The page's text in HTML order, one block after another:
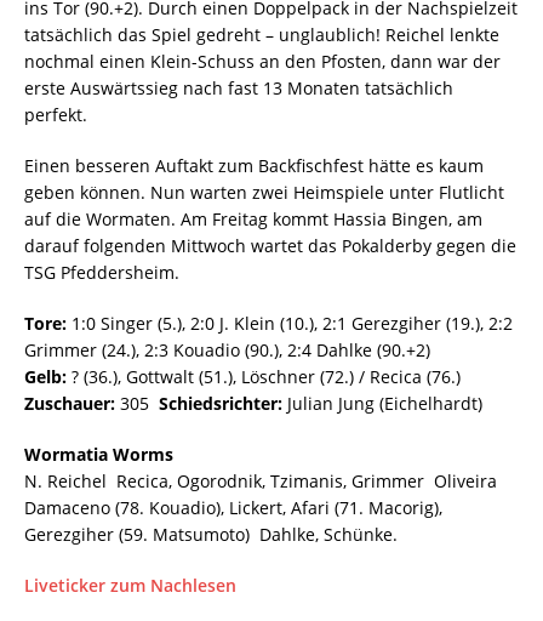
ins Tor (90.+2). Durch einen Doppelpack in der Nachspielzeit
tatsächlich das Spiel gedreht – unglaublich! Reichel lenkte
nochmal einen Klein-Schuss an den Pfosten, dann war der
erste Auswärtssieg nach fast 13 Monaten tatsächlich
perfekt.
Einen besseren Auftakt zum Backfischfest hätte es kaum
geben können. Nun warten zwei Heimspiele unter Flutlicht
auf die Wormaten. Am Freitag kommt Hassia Bingen, am
darauf folgenden Mittwoch wartet das Pokalderby gegen die
TSG Pfeddersheim.
Tore: 1:0 Singer (5.), 2:0 J. Klein (10.), 2:1 Gerezgiher (19.), 2:2
Grimmer (24.), 2:3 Kouadio (90.), 2:4 Dahlke (90.+2)
Gelb: ? (36.), Gottwalt (51.), Löschner (72.) / Recica (76.)
Zuschauer: 305 Schiedsrichter: Julian Jung (Eichelhardt)
Wormatia Worms
N. Reichel  Recica, Ogorodnik, Tzimanis, Grimmer  Oliveira
Damaceno (78. Kouadio), Lickert, Afari (71. Macorig),
Gerezgiher (59. Matsumoto)  Dahlke, Schünke.
Liveticker zum Nachlesen